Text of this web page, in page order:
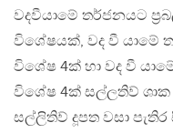
වදවීයාමේ තර්ජනයට
විශේෂයක්, වද වී යාමේ
විශේෂ 4ක් හා වද වී
විශේෂ 4ක් සල්ලතිව් ශාක
සල්ලිතිව් දූපත වසා